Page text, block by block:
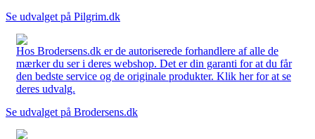
Se udvalget på Pilgrim.dk
Hos Brodersens.dk er de autoriserede forhandlere af alle de
mærker du ser i deres webshop. Det er din garanti for at du får
den bedste service og de originale produkter. Klik her for at se
deres udvalg.
Se udvalget på Brodersens.dk